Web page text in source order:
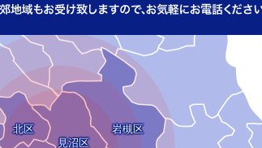
北区
見沼区
岩槻区